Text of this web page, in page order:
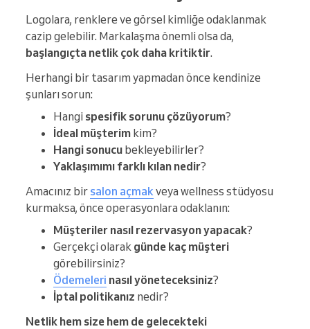
Logolara, renklere ve görsel kimliğe odaklanmak
cazip gelebilir. Markalaşma önemli olsa da,
başlangıçta netlik çok daha kritiktir.
Herhangi bir tasarım yapmadan önce kendinize
şunları sorun:
Hangi spesifik sorunu çözüyorum?
İdeal müşterim kim?
Hangi sonucu bekleyebilirler?
Yaklaşımımı farklı kılan nedir?
Amacınız bir salon açmak veya wellness stüdyosu
kurmaksa, önce operasyonlara odaklanın:
Müşteriler nasıl rezervasyon yapacak?
Gerçekçi olarak günde kaç müşteri
görebilirsiniz?
Ödemeleri nasıl yöneteceksiniz?
İptal politikanız nedir?
Netlik hem size hem de gelecekteki